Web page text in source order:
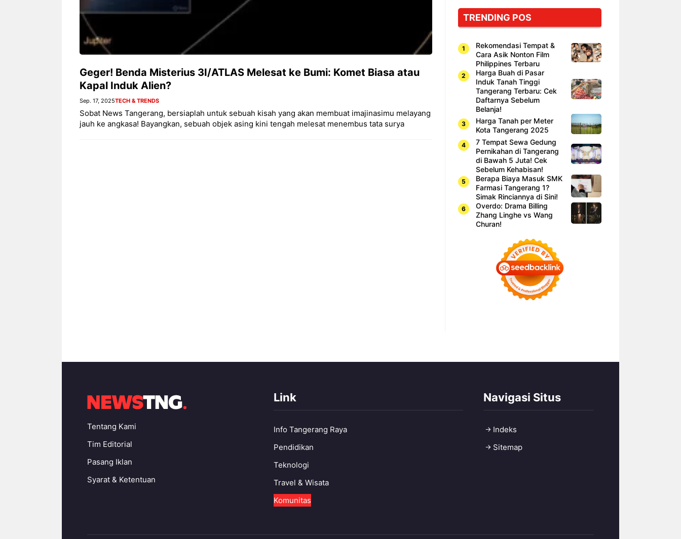
Geger! Benda Misterius 3I/ATLAS Melesat ke Bumi: Komet Biasa atau
Kapal Induk Alien?
Sep. 17, 2025TECH & TRENDS
Sobat News Tangerang, bersiaplah untuk sebuah kisah yang akan membuat imajinasimu melayang
jauh ke angkasa! Bayangkan, sebuah objek asing kini tengah melesat menembus tata surya
Cuma
Sushi!
TRENDING POS
Rekomendasi Tempat &
Cara Asik Nonton Film
Philippines Terbaru
Harga Buah di Pasar
Induk Tanah Tinggi
Tangerang Terbaru: Cek
Daftarnya Sebelum
Belanja!
Harga Tanah per Meter
Kota Tangerang 2025
7 Tempat Sewa Gedung
Pernikahan di Tangerang
di Bawah 5 Juta! Cek
Sebelum Kehabisan!
Berapa Biaya Masuk SMK
Farmasi Tangerang 1?
Simak Rinciannya di Sini!
Overdo: Drama Billing
Zhang Linghe vs Wang
Churan!
Tentang Kami
Tim Editorial
Pasang Iklan
Syarat & Ketentuan
Link
Info Tangerang Raya
Pendidikan
Teknologi
Travel & Wisata
Komunitas
Navigasi Situs
Indeks
Sitemap